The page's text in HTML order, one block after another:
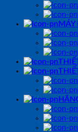
MÁY